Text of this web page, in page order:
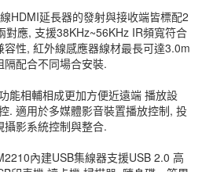
HDMI延長器的發射與接收端皆標配2
對應, 支援38KHz~56KHz IR頻寬符合
性, 紅外線感應器線材最長可達3.0m
配合不同場合安裝.
能相輔相成更加方便近遠端 播放設
. 適用於多媒體影音裝置播放控制, 投
影系統控制與整合.
內建USB集線器支援USB 2.0 高